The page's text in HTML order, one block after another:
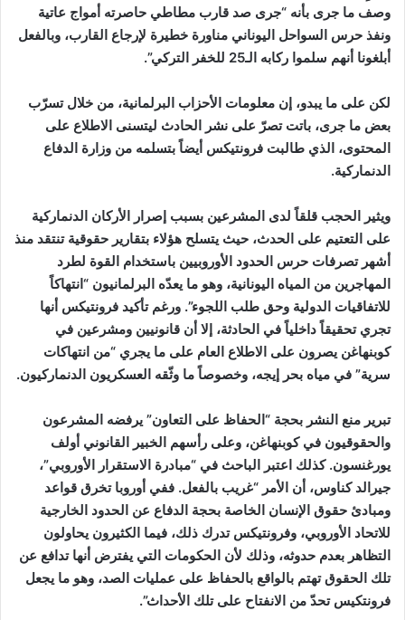
وصف ما جرى بأنه “جرى صد قارب مطاطي حاصرته أمواج عاتية
ونفذ حرس السواحل اليوناني مناورة خطيرة لإرجاع القارب، وبالفعل
أبلغونا أنهم سلموا ركابه الـ25 للخفر التركي”.
لكن على ما يبدو، إن معلومات الأحزاب البرلمانية، من خلال تسرّب
بعض ما جرى، باتت تصرّ على نشر الحادث ليتسنى الاطلاع على
المحتوى، الذي طالبت فرونتيكس أيضاً بتسلمه من وزارة الدفاع
الدنماركية.
ويثير الحجب قلقاً لدى المشرعين بسبب إصرار الأركان الدنماركية
على التعتيم على الحدث، حيث يتسلح هؤلاء بتقارير حقوقية تنتقد منذ
أشهر تصرفات حرس الحدود الأوروبيين باستخدام القوة لطرد
المهاجرين من المياه اليونانية، وهو ما يعدّه البرلمانيون “انتهاكاً
للاتفاقيات الدولية وحق طلب اللجوء”. ورغم تأكيد فرونتيكس أنها
تجري تحقيقاً داخلياً في الحادثة، إلا أن قانونيين ومشرعين في
كوبنهاغن يصرون على الاطلاع العام على ما يجري “من انتهاكات
سرية” في مياه بحر إيجه، وخصوصاً ما وثّقه العسكريون الدنماركيون.
تبرير منع النشر بحجة “الحفاظ على التعاون” يرفضه المشرعون
والحقوقيون في كوبنهاغن، وعلى رأسهم الخبير القانوني أولف
يورغنسون. كذلك اعتبر الباحث في “مبادرة الاستقرار الأوروبي”،
جيرالد كناوس، أن الأمر “غريب بالفعل. ففي أوروبا تخرق قواعد
ومبادئ حقوق الإنسان الخاصة بحجة الدفاع عن الحدود الخارجية
للاتحاد الأوروبي، وفرونتيكس تدرك ذلك، فيما الكثيرون يحاولون
التظاهر بعدم حدوثه، وذلك لأن الحكومات التي يفترض أنها تدافع عن
تلك الحقوق تهتم بالواقع بالحفاظ على عمليات الصد، وهو ما يجعل
فرونتكيس تحدّ من الانفتاح على تلك الأحداث”.